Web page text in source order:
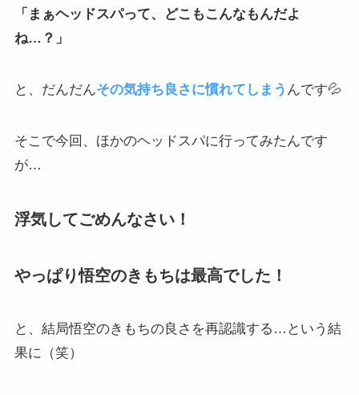
「まぁヘッドスパって、どこもこんなもんだよ
ね…？」
と、だんだんその気持ち良さに慣れてしまう んです💦
そこで今回、ほかのヘッドスパに行ってみたんです
が…
浮気してごめんなさい！
やっぱり悟空のきもちは最高でした！
と、結局悟空のきもちの良さを再認識する…という結
果に（笑）